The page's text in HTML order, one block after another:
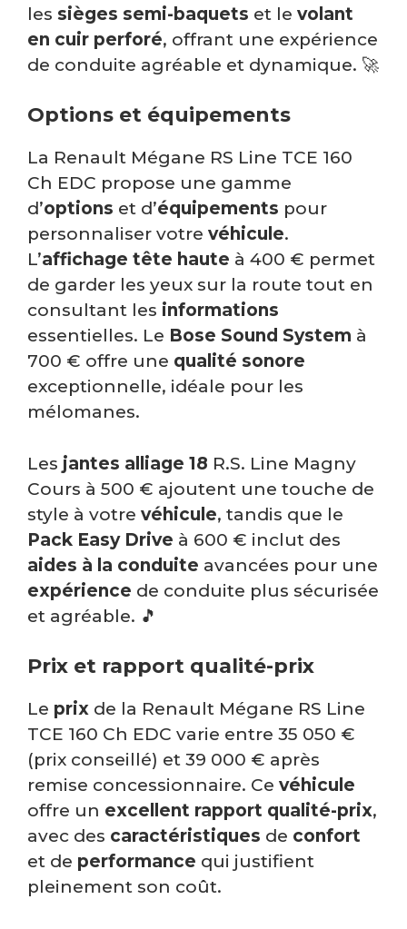
les sièges semi-baquets et le volant
en cuir perforé, offrant une expérience
de conduite agréable et dynamique. 🚀
Options et équipements
La Renault Mégane RS Line TCE 160
Ch EDC propose une gamme
d’options et d’équipements pour
personnaliser votre véhicule.
L’affichage tête haute à 400 € permet
de garder les yeux sur la route tout en
consultant les informations
essentielles. Le Bose Sound System à
700 € offre une qualité sonore
exceptionnelle, idéale pour les
mélomanes.
Les jantes alliage 18 R.S. Line Magny
Cours à 500 € ajoutent une touche de
style à votre véhicule, tandis que le
Pack Easy Drive à 600 € inclut des
aides à la conduite avancées pour une
expérience de conduite plus sécurisée
et agréable. 🎵
Prix et rapport qualité-prix
Le prix de la Renault Mégane RS Line
TCE 160 Ch EDC varie entre 35 050 €
(prix conseillé) et 39 000 € après
remise concessionnaire. Ce véhicule
offre un excellent rapport qualité-prix,
avec des caractéristiques de confort
et de performance qui justifient
pleinement son coût.